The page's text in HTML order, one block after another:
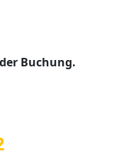
Buchung.